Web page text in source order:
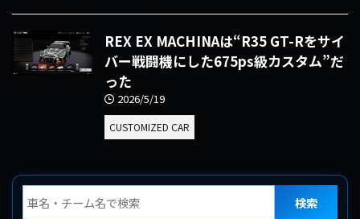
REX EX MACHINAは“R35 GT-Rをサイ
バー戦闘機にした675ps級カスタム”だ
った
2026/5/19
CUSTOMIZED CAR
検索